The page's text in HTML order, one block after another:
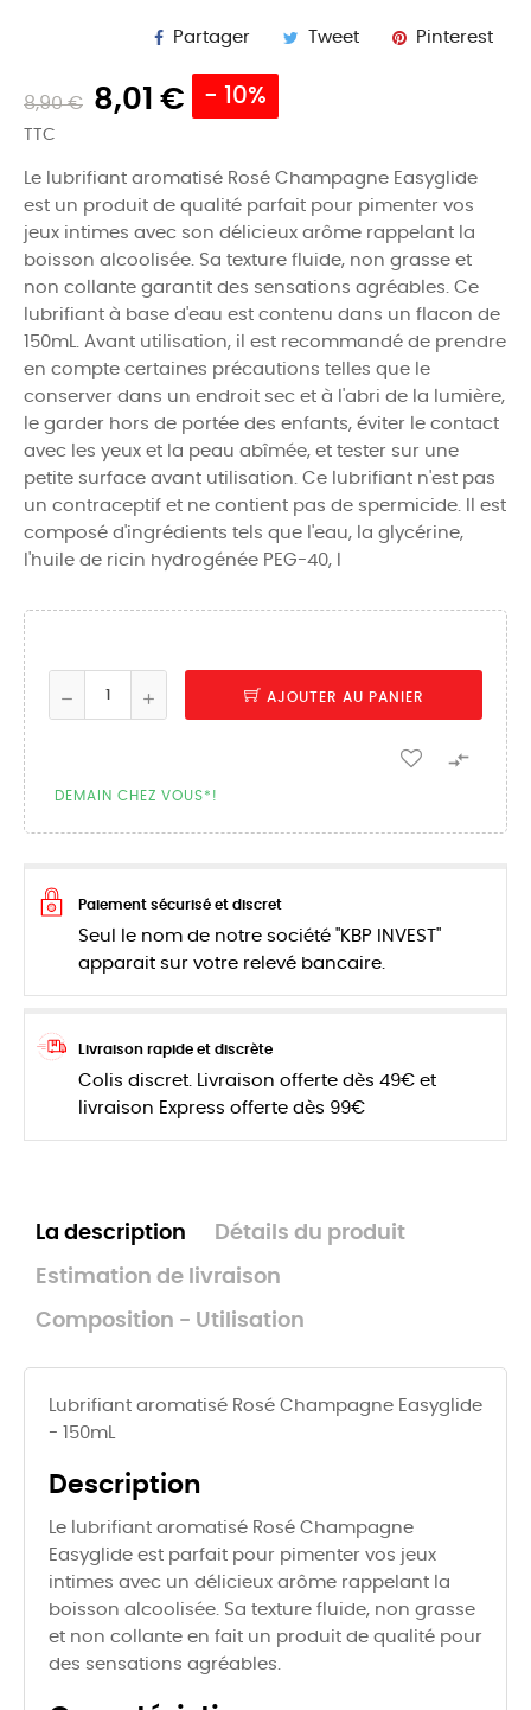
Partager Tweet Pinterest
8,90 € 8,01 € - 10%
TTC
Le lubrifiant aromatisé Rosé Champagne Easyglide
est un produit de qualité parfait pour pimenter vos
jeux intimes avec son délicieux arôme rappelant la
boisson alcoolisée. Sa texture fluide, non grasse et
non collante garantit des sensations agréables. Ce
lubrifiant à base d'eau est contenu dans un flacon de
150mL. Avant utilisation, il est recommandé de prendre
en compte certaines précautions telles que le
conserver dans un endroit sec et à l'abri de la lumière,
le garder hors de portée des enfants, éviter le contact
avec les yeux et la peau abîmée, et tester sur une
petite surface avant utilisation. Ce lubrifiant n'est pas
un contraceptif et ne contient pas de spermicide. Il est
composé d'ingrédients tels que l'eau, la glycérine,
l'huile de ricin hydrogénée PEG-40, l
AJOUTER AU PANIER

DEMAIN CHEZ VOUS*!
Paiement sécurisé et discret
Seul le nom de notre société "KBP INVEST"
apparait sur votre relevé bancaire.
Livraison rapide et discrète
Colis discret. Livraison offerte dès 49€ et
livraison Express offerte dès 99€
La description Détails du produit
Estimation de livraison
Composition - Utilisation
Lubrifiant aromatisé Rosé Champagne Easyglide
- 150mL
Description
Le lubrifiant aromatisé Rosé Champagne
Easyglide est parfait pour pimenter vos jeux
intimes avec un délicieux arôme rappelant la
boisson alcoolisée. Sa texture fluide, non grasse
et non collante en fait un produit de qualité pour
des sensations agréables.